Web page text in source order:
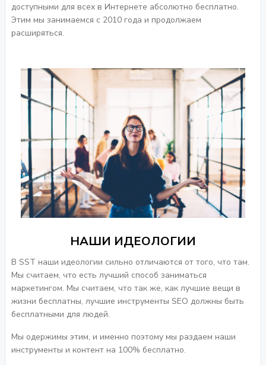
доступными для всех в Интернете абсолютно бесплатно.
Этим мы занимаемся с 2010 года и продолжаем
расширяться.
НАШИ ИДЕОЛОГИИ
В SST наши идеологии сильно отличаются от того, что там.
Мы считаем, что есть лучший способ заниматься
маркетингом. Мы считаем, что так же, как лучшие вещи в
жизни бесплатны, лучшие инструменты SEO должны быть
бесплатными для людей.
Мы одержимы этим, и именно поэтому мы раздаем наши
инструменты и контент на 100% бесплатно.